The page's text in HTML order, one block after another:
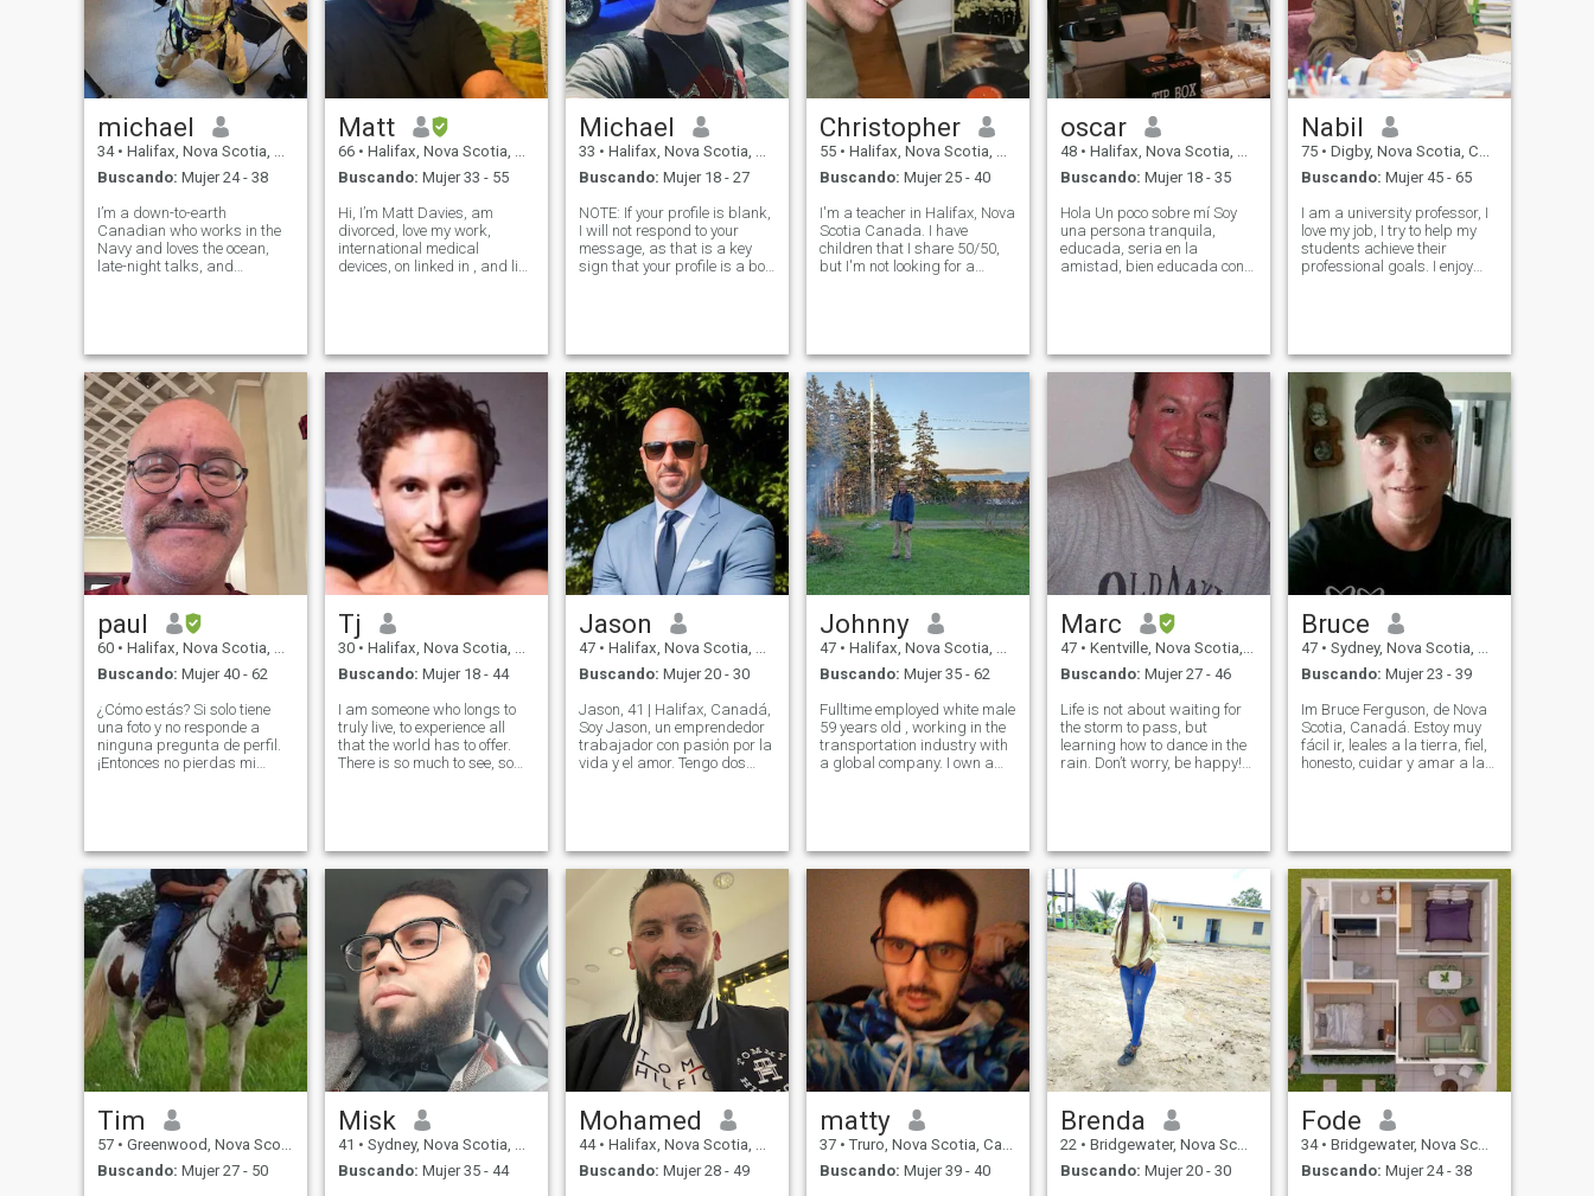
michael
34 • Halifax, Nova Scotia, Canadá
Buscando: Mujer 24 - 38
I’m a down-to-earth
Canadian who works in the
Navy and loves the ocean,
late-night talks, and
listening to music, or relaxing
somewhere quiet. I’m kind,
Matt
66 • Halifax, Nova Scotia, Canadá
Buscando: Mujer 33 - 55
Hi, I’m Matt Davies, am
divorced, love my work,
international medical
devices, on linked in , and like
animals, nature. Romantic,
and very passio
Michael
33 • Halifax, Nova Scotia, Canadá
Buscando: Mujer 18 - 27
NOTE: If your profile is blank,
I will not respond to your
message, as that is a key
sign that your profile is a bot.
Also, please give me at
Christopher
55 • Halifax, Nova Scotia, Canadá
Buscando: Mujer 25 - 40
I'm a teacher in Halifax, Nova
Scotia Canada. I have
children that I share 50/50,
but I'm not looking for a
of all types. Nova Scot
oscar
48 • Halifax, Nova Scotia, Canadá
Buscando: Mujer 18 - 35
Hola Un poco sobre mí Soy
una persona tranquila,
educada, seria en la
amistad, bien educada con
persona social. Me
encantaría encontrar a mi
Nabil
75 • Digby, Nova Scotia, Canadá
Buscando: Mujer 45 - 65
I am a university professor, I
love my job, I try to help my
students achieve their
professional goals. I enjoy
am always ready to help
othe
paul
60 • Halifax, Nova Scotia, Canadá
Buscando: Mujer 40 - 62
¿Cómo estás? Si solo tiene
una foto y no responde a
ninguna pregunta de perfil.
¡Entonces no pierdas mi
mismo. No me haga perder
el tiempo. He estado soltero
por un largo período de
tiempo y quiero una mujer
que se quede conmigo y
camine por la playa de la
mano. Abrazos y besos. ¡No
soy un banco! Si quieres
dinero. Consigue un trabajo y
ganalo. Creo en la igualdad
entre hombres y mujeres. No
hay jefe en una relación. Sólo
una asociación justa
Tj
30 • Halifax, Nova Scotia, Canadá
Buscando: Mujer 18 - 44
I am someone who longs to
truly live, to experience all
that the world has to offer.
There is so much to see, so
curiosity about the vast dive
Jason
47 • Halifax, Nova Scotia, Canadá
Buscando: Mujer 20 - 30
Jason, 41 | Halifax, Canadá,
Soy Jason, un emprendedor
trabajador con pasión por la
vida y el amor. Tengo dos
estoy lista para construir uno
de los míos con la persona
adecuada. Cuando no estoy
trabajando, disfruto pasar
tiempo en la naturaleza con
mi perro leal, Ghost. Soy un
gran creyente en aprender
de las experiencias de la
vida y crecer más fuerte a
través de ellas. Estoy
buscando a alguien que
comparta mis valores y
sueños de crear un
matrimonio fuerte y amoroso
amable, ambicioso y listo
para explorar la vida juntos,
conectemos
Johnny
47 • Halifax, Nova Scotia, Canadá
Buscando: Mujer 35 - 62
Fulltime employed white male
59 years old , working in the
transportation industry with
a global company. I own a
children ,
Marc
47 • Kentville, Nova Scotia, Canadá
Buscando: Mujer 27 - 46
Life is not about waiting for
the storm to pass, but
learning how to dance in the
rain. Don’t worry, be happy!
Conor M
Bruce
47 • Sydney, Nova Scotia, Canadá
Buscando: Mujer 23 - 39
Im Bruce Ferguson, de Nova
Scotia, Canadá. Estoy muy
fácil ir, leales a la tierra, fiel,
honesto, cuidar y amar a la
paisajismo y lo han estado
haciendo durante los últimos
15 años.
Tim
57 • Greenwood, Nova Scotia, Canadá
Buscando: Mujer 27 - 50
Misk
41 • Sydney, Nova Scotia, Canadá
Buscando: Mujer 35 - 44
Mohamed
44 • Halifax, Nova Scotia, Canadá
Buscando: Mujer 28 - 49
matty
37 • Truro, Nova Scotia, Canadá
Buscando: Mujer 39 - 40
Brenda
22 • Bridgewater, Nova Scotia, Canadá
Buscando: Mujer 20 - 30
Fode
34 • Bridgewater, Nova Scotia, Canadá
Buscando: Mujer 24 - 38